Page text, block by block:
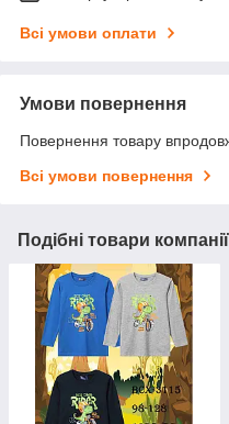
Всі умови оплати
Умови повернення
Повернення товару
Всі умови повернення
Подібні товари компанії